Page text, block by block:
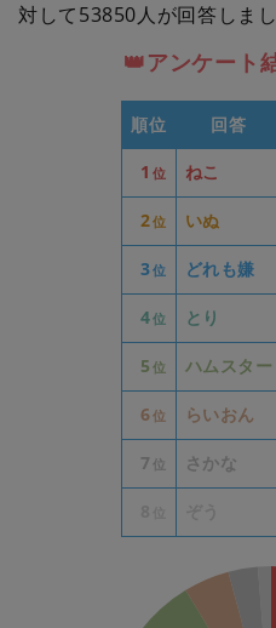
対して53850人が回答しまし
👑アンケート
順位 回答
1 位 ねこ
2位 いぬ
3位 どれも嫌
4位 とり
5 位 ハムスター
6位 らいおん
7 位 さかな